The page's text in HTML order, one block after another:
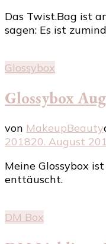
August
2012
Das Twist.Bag ist
sagen: Es ist
Glossybox
Glossybox
von MakeupBeauty
201820. August
Meine Glossybox
enttäuscht.
DM Box